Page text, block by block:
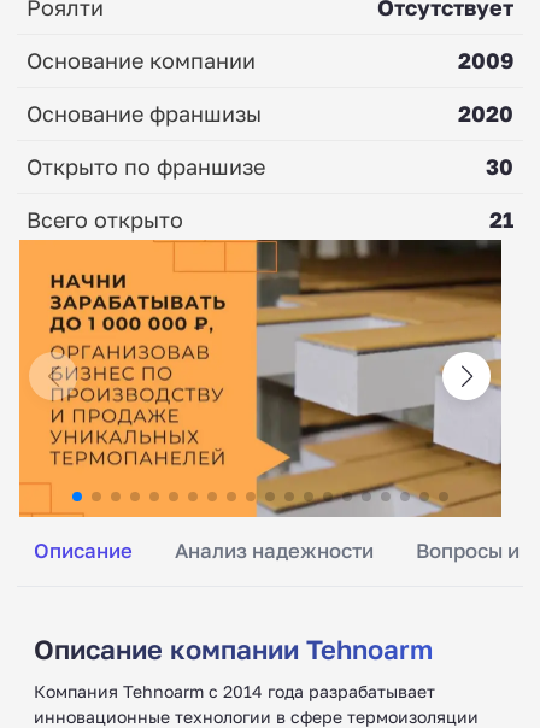
Описание Анализ надежности Вопросы и
Описание компании Tehnoarm
Компания Tehnoarm с 2014 года разрабатывает
инновационные технологии в сфере термоизоляции
Роялти
Отсутствует
Основание компании
2009
Основание франшизы
2020
Открыто по франшизе
30
Всего открыто
21